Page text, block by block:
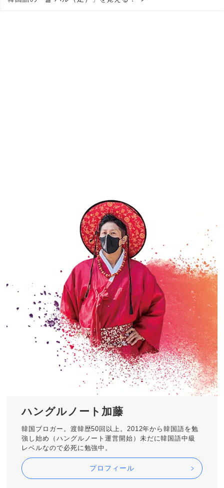
ハングルノート加藤
韓国ブロガー。渡韓歴50回以上。2012年から韓国語を勉
強し始め（ハングルノート運営開始）未だに韓国語中級
レベルなので必死に勉強中。
プロフィール